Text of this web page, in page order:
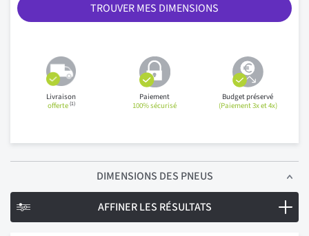
TROUVER MES DIMENSIONS
Livraison
offerte(1)
Paiement
100% sécurisé
Budget préservé
(Paiement 3x et 4x)
DIMENSIONS DES PNEUS
AFFINER LES RÉSULTATS